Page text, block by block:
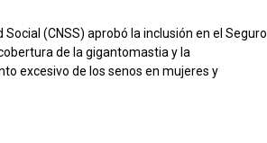
(CNSS) aprobó la inclusión en el Seguro
de la gigantomastia y la
excesivo de los senos en mujeres y